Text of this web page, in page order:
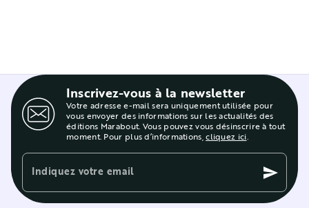
Inscrivez-vous à la newsletter
Votre adresse e-mail sera uniquement utilisée pour
vous envoyer des informations sur les actualités des
éditions Marabout. Vous pouvez vous désinscrire à tout
moment. Pour plus d’informations,cliquez ici.
Indiquez votre email send